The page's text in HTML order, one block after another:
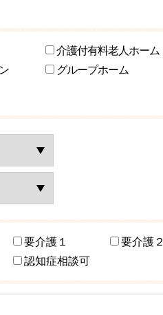
介護付有料老人ホーム
グループホーム
要介護１
要介護２
認知症相談可